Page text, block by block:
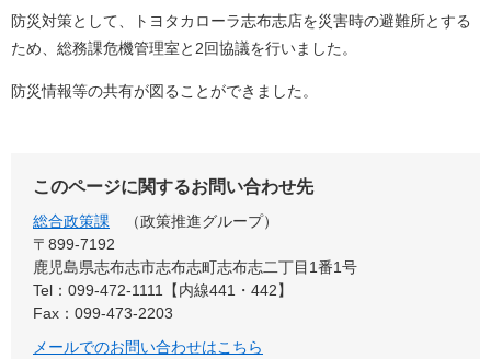
防災対策として、トヨタカローラ志布志店を災害時の避難所とする
ため、総務課危機管理室と2回協議を行いました。
防災情報等の共有が図ることができました。
このページに関するお問い合わせ先
総合政策課
政策推進グループ
〒899‐7192
鹿児島県志布志市志布志町志布志二丁目1番1号
Tel：099-472-1111【内線441・442】
Fax：099-473-2203
メールでのお問い合わせはこちら